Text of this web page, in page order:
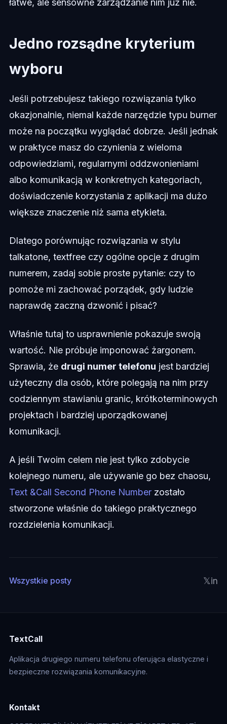
łatwe, ale sensowne zarządzanie nim już nie.
Jedno rozsądne kryterium
wyboru
Jeśli potrzebujesz takiego rozwiązania tylko
okazjonalnie, niemal każde narzędzie typu burner
może na początku wyglądać dobrze. Jeśli jednak
w praktyce masz do czynienia z wieloma
odpowiedziami, regularnymi oddzwonieniami
albo komunikacją w konkretnych kategoriach,
doświadczenie korzystania z aplikacji ma dużo
większe znaczenie niż sama etykieta.
Dlatego porównując rozwiązania w stylu
talkatone, textfree czy ogólne opcje z drugim
numerem, zadaj sobie proste pytanie: czy to
pomoże mi zachować porządek, gdy ludzie
naprawdę zaczną dzwonić i pisać?
Właśnie tutaj to usprawnienie pokazuje swoją
wartość. Nie próbuje imponować żargonem.
Sprawia, że drugi numer telefonu jest bardziej
użyteczny dla osób, które polegają na nim przy
codziennym stawianiu granic, krótkoterminowych
projektach i bardziej uporządkowanej
komunikacji.
A jeśli Twoim celem nie jest tylko zdobycie
kolejnego numeru, ale używanie go bez chaosu,
Text &Call Second Phone Numberzostało
stworzone właśnie do takiego praktycznego
rozdzielenia komunikacji.
Wszystkie posty 𝕏in
TextCall
Aplikacja drugiego numeru telefonu oferująca elastyczne i
bezpieczne rozwiązania komunikacyjne.
Kontakt